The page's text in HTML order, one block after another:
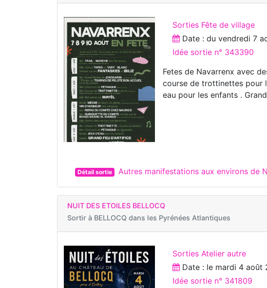
Sorties Fête de village
Date : duvendredi 7
Idée sortie n° 343390
Fetes de Navarrenx avec
course de trottinettes pour
eau pour les enfants .
Détail sortie Autres manifestations aux environs de
NUIT DES ETOILES BELLOCQ
Sortir à BELLOCQ dans les Pyrénées Atlantiques
Sorties Atelier autre
Date : le mardi 4 août
Idée sortie n° 341809